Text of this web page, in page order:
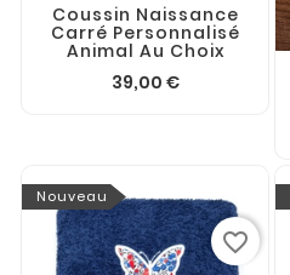
Coussin Naissance
Carré Personnalisé
Animal Au Choix
39,00 €
Nouveau
favorite_border